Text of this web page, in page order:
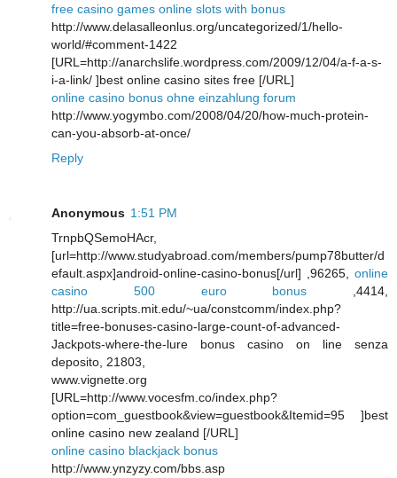
free casino games online slots with bonus
http://www.delasalleonlus.org/uncategorized/1/hello-
world/#comment-1422
[URL=http://anarchslife.wordpress.com/2009/12/04/a-f-a-s-
i-a-link/ ]best online casino sites free [/URL]
online casino bonus ohne einzahlung forum
http://www.yogymbo.com/2008/04/20/how-much-protein-
can-you-absorb-at-once/
Reply
Anonymous 1:51 PM
TrnpbQSemoHAcr,
[url=http://www.studyabroad.com/members/pump78butter/d
efault.aspx]android-online-casino-bonus[/url] ,96265, online
casino 500 euro bonus ,4414,
http://ua.scripts.mit.edu/~ua/constcomm/index.php?
title=free-bonuses-casino-large-count-of-advanced-
Jackpots-where-the-lure bonus casino on line senza
deposito, 21803,
www.vignette.org
[URL=http://www.vocesfm.co/index.php?
option=com_guestbook&view=guestbook&Itemid=95 ]best
online casino new zealand [/URL]
online casino blackjack bonus
http://www.ynzyzy.com/bbs.asp